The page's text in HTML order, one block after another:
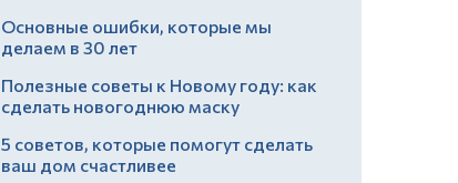
Основные ошибки, которые мы
делаем в 30 лет
Полезные советы к Новому году: как
сделать новогоднюю маску
5 советов, которые помогут сделать
ваш дом счастливее